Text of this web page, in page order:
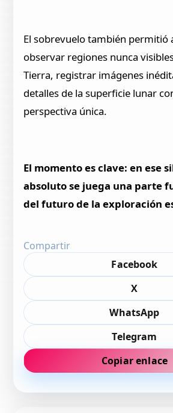
El sobrevuelo también permitió
observar regiones nunca
Tierra, registrar imágenes
detalles de la superficie lunar
perspectiva única.
El momento es clave: en ese
absoluto se juega una parte
del futuro de la exploración
Compartir
Facebook
X
WhatsApp
Telegram
Copiar enlace